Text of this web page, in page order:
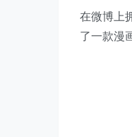
在微博上
了一款漫